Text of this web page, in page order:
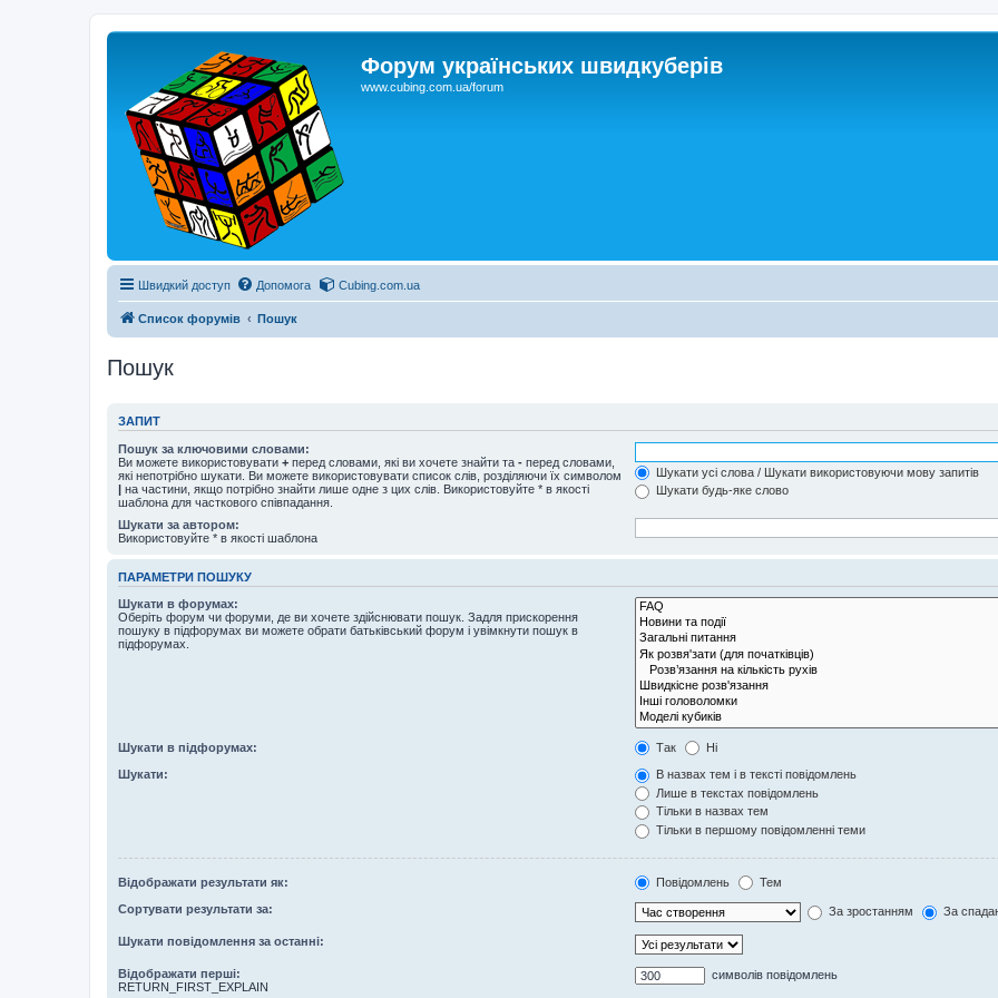
Форум українських швидкуберів
www.cubing.com.ua/forum
Швидкий доступ Допомога Cubing.com.ua
Список форумів Пошук
Пошук
ЗАПИТ
Пошук за ключовими словами:
Ви можете використовувати + перед словами, які ви хочете знайти та - перед словами,
які непотрібно шукати. Ви можете використовувати список слів, розділяючи їх символом
| на частини, якщо потрібно знайти лише одне з цих слів. Використовуйте * в якості
шаблона для часткового співпадання.
Шукати усі слова / Шукати використовуючи мову запитів
Шукати будь-яке слово
Шукати за автором:
Використовуйте * в якості шаблона
ПАРАМЕТРИ ПОШУКУ
Шукати в форумах:
Оберіть форум чи форуми, де ви хочете здійснювати пошук. Задля прискорення
пошуку в підфорумах ви можете обрати батьківський форум і увімкнути пошук в
підфорумах.
Шукати в підфорумах: Так Ні
Шукати:
В назвах тем і в тексті повідомлень
Лише в текстах повідомлень
Тільки в назвах тем
Тільки в першому повідомленні теми
Відображати результати як: Повідомлень Тем
Сортувати результати за: За зростанням За
Шукати повідомлення за останні:
Відображати перші:
RETURN_FIRST_EXPLAIN
символів повідомлень